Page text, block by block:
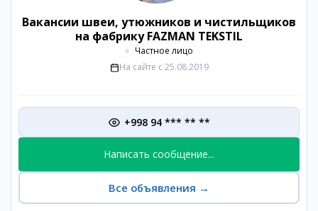
Вакансии швеи, утюжников и чистильщиков
на фабрику FAZMAN TEKSTIL
Частное лицо
На сайте с 25.08.2019
+998 94 *** ** **
Написать сообщение...
Все объявления →